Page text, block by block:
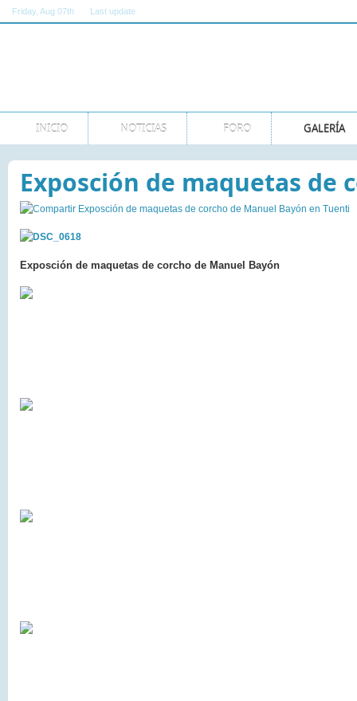
Friday , Aug 07th Last update
INICIO NOTICIAS FORO GALERÍA
Exposción de maquetas de
Exposción de maquetas de corcho de Manuel Bayón